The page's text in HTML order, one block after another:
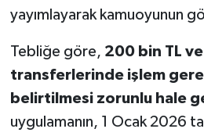
yayımlayarak kamuoyunun
Tebliğe göre, 200 bin TL
transferlerinde işlem
belirtilmesi zorunlu hale
uygulamanın, 1 Ocak 2026